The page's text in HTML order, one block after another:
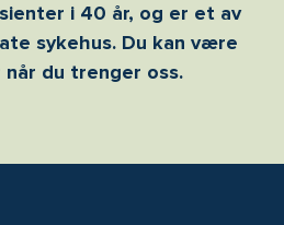
i 40 år, og er et av
sykehus. Du kan være
du trenger oss.